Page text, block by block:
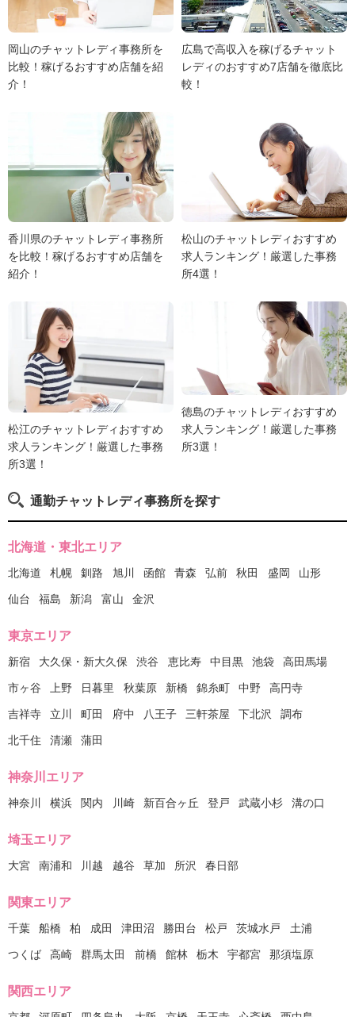
岡山のチャットレディ事務所を
比較！稼げるおすすめ店舗を紹
介！
広島で高収入を稼げるチャット
レディのおすすめ7店舗を徹底比
較！
香川県のチャットレディ事務所
を比較！稼げるおすすめ店舗を
紹介！
松山のチャットレディおすすめ
求人ランキング！厳選した事務
所4選！
松江のチャットレディおすすめ
求人ランキング！厳選した事務
所3選！
徳島のチャットレディおすすめ
求人ランキング！厳選した事務
所3選！
通勤チャットレディ事務所を探す
北海道・東北エリア
北海道 札幌 釧路 旭川 函館 青森 弘前 秋田 盛岡 山形
仙台 福島 新潟 富山 金沢
東京エリア
新宿 大久保・新大久保 渋谷 恵比寿 中目黒 池袋 高田馬場
市ヶ谷 上野 日暮里 秋葉原 新橋 錦糸町 中野 高円寺
吉祥寺 立川 町田 府中 八王子 三軒茶屋 下北沢 調布
北千住 清瀬 蒲田
神奈川エリア
神奈川 横浜 関内 川崎 新百合ヶ丘 登戸 武蔵小杉 溝の口
埼玉エリア
大宮 南浦和 川越 越谷 草加 所沢 春日部
関東エリア
千葉 船橋 柏 成田 津田沼 勝田台 松戸 茨城水戸 土浦
つくば 高崎 群馬太田 前橋 館林 栃木 宇都宮 那須塩原
関西エリア